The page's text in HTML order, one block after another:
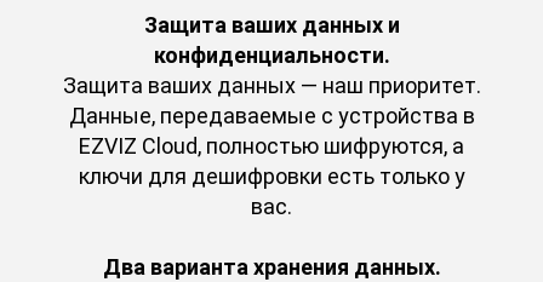
Защита ваших данных и
конфиденциальности.
Защита ваших данных — наш приоритет.
Данные, передаваемые с устройства в
EZVIZ Cloud, полностью шифруются, а
ключи для дешифровки есть только у
вас.
Два варианта хранения данных.